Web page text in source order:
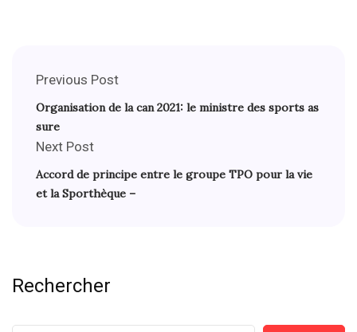
Previous Post
Organisation de la can 2021: le ministre des sports as
sure
Next Post
Accord de principe entre le groupe TPO pour la vie
et la Sporthèque –
Rechercher